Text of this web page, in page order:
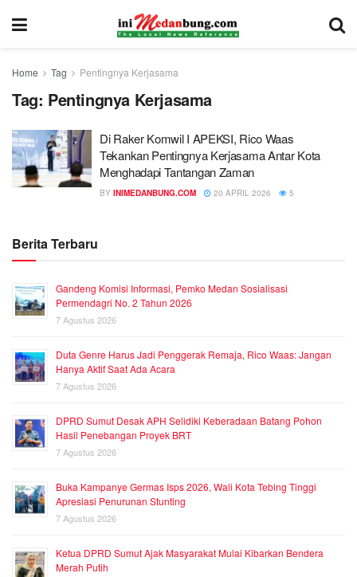
Home Tag Pentingnya Kerjasama
Tag: Pentingnya Kerjasama
Di Raker Komwil I APEKSI, Rico Waas
Tekankan Pentingnya Kerjasama Antar Kota
Menghadapi Tantangan Zaman
BY INIMEDANBUNG.COM 20 APRIL 2026 5
Berita Terbaru
Gandeng Komisi Informasi, Pemko Medan Sosialisasi
Permendagri No. 2 Tahun 2026
7 Agustus 2026
Duta Genre Harus Jadi Penggerak Remaja, Rico Waas: Jangan
Hanya Aktif Saat Ada Acara
7 Agustus 2026
DPRD Sumut Desak APH Selidiki Keberadaan Batang Pohon
Hasil Penebangan Proyek BRT
7 Agustus 2026
Buka Kampanye Germas Isps 2026, Wali Kota Tebing Tinggi
Apresiasi Penurunan Stunting
7 Agustus 2026
Ketua DPRD Sumut Ajak Masyarakat Mulai Kibarkan Bendera
Merah Putih